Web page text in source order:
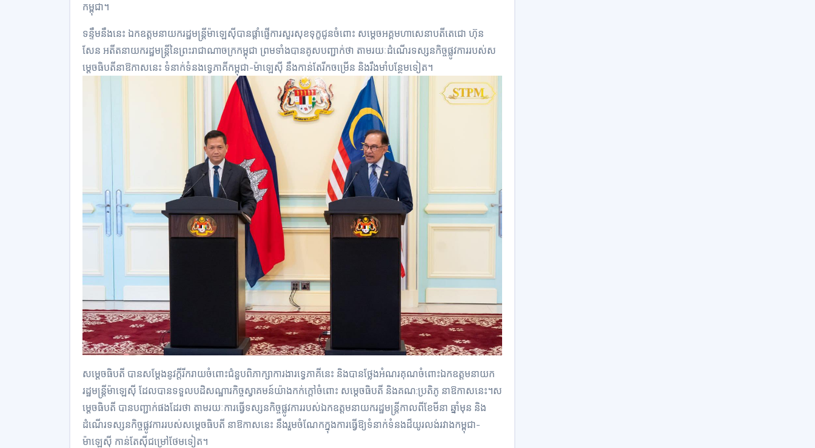
កម្ពុជា។
ទន្ទឹមនឹងនេះ ឯកឧត្តមនាយករដ្ឋមន្ត្រីម៉ាឡេស៊ីបានផ្តាំផ្ញើការសួរសុខទុក្ខជូនចំពោះ សម្តេចអគ្គមហាសេនាបតីតេជោ ហ៊ុន
សែន អតីតនាយករដ្ឋមន្រ្តីនៃព្រះរាជាណាចក្រកម្ពុជា ព្រមទាំងបានគូសបញ្ជាក់ថា តាមរយៈដំណើរទស្សនកិច្ចផ្លូវការរបស់ស
ម្តេចធិបតីនាឱកាសនេះ ទំនាក់ទំនងទ្វេភាគីកម្ពុជា-ម៉ាឡេស៊ី នឹងកាន់តែរីកចម្រើន និងរឹងមាំបន្ថែមទៀត។
សម្តេចធិបតី បានសម្តែងនូវក្តីរីករាយចំពោះជំនួបពិភាក្សាការងារទ្វេភាគីនេះ និងបានថ្លែងអំណរគុណចំពោះឯកឧត្តមនាយក
រដ្ឋមន្ត្រីម៉ាឡេស៊ី ដែលបានទទួលបដិសណ្ឋារកិច្ចស្វាគមន៍យ៉ាងកក់ក្តៅចំពោះ សម្តេចធិបតី និងគណ:ប្រតិភូ នាឱកាសនេះ។ស
ម្តេចធិបតី បានបញ្ជាក់ផងដែរថា តាមរយៈការធ្វើទស្សនកិច្ចផ្លូវការរបស់ឯកឧត្តមនាយករដ្ឋមន្ត្រីកាលពីខែមីនា ឆ្នាំមុន និង
ដំណើរទស្សនកិច្ចផ្លូវការរបស់សម្តេចធិបតី នាឱកាសនេះ នឹងរួមចំណែកក្នុងការធ្វើឱ្យទំនាក់ទំនងដ៏យូរលង់រវាងកម្ពុជា-
ម៉ាឡេស៊ី កាន់តែស៊ីជម្រៅថែមទៀត។